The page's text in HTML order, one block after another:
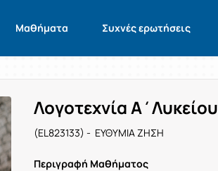
Μαθήματα Συχνές ερωτήσεις
Λογοτεχνία Α΄Λυκείου
(EL823133) - ΕΥΘΥΜΙΑ ΖΗΣΗ
Περιγραφή Μαθήματος